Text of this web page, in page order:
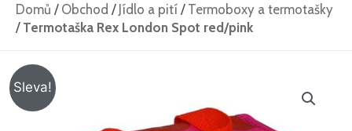
Domů / Obchod / Jídlo a pití / Termoboxy a termotašky
/ Termotaška Rex London Spot red/pink
Sleva!
cena
Termotaška